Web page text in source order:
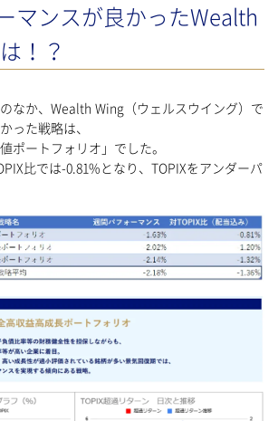
マンスが良かったWealth
！？
なか、Wealth Wing（ウェルスウイング）で
った戦略は、
ポートフォリオ」でした。
比では-0.81%となり、TOPIXをアンダーパ